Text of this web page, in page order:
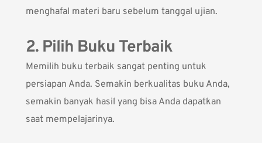
menghafal materi baru sebelum tanggal ujian.
2. Pilih Buku Terbaik
Memilih buku terbaik sangat penting untuk
persiapan Anda. Semakin berkualitas buku Anda,
semakin banyak hasil yang bisa Anda dapatkan
saat mempelajarinya.